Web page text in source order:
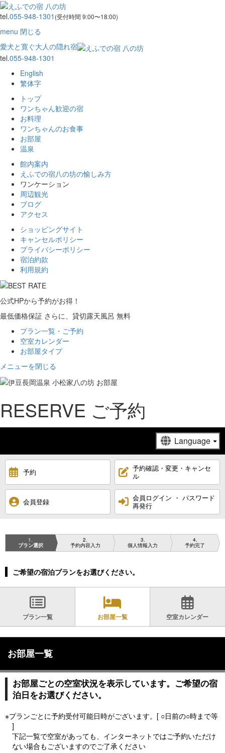
tel.055-948-1301 (受付時間 9:00〜18:00)
menu 閉じる
愛犬と寛ぐ大人の隠れ宿
tel.055-948-1301
English
繁体字
トップ
ワンちゃん歓迎の宿
お料理
ワンちゃんのお食事
お部屋
温泉
館内案内
えふでの宿八の坊の愉しみ方
ワンケーション
周辺観光
ブログ
アクセス
ショッピングサイト
キャンセルポリシー
プライバシーポリシー
宿泊約款
利用規約
公式HPから予約がお得！
最低価格保証 さらに、貸切露天風呂 無料
プラン一覧・ご予約
空室カレンダー
お部屋タイプ
メニューを閉じる
RESERVE ご予約
予約
予約確認・変更・キャンセ
ル
会員登録
会員ログイン ・ パスワード
再発行
1
プラン選択
2
予約内容入力
3
個人情報入力
4
予約完了
ご希望の宿泊プランをお選びください。
プラン一覧 お部屋一覧 空室カレンダー
お部屋一覧
お部屋ごとの空室状況を表示しています。ご希望の宿
泊日をお選びください。
※プランごとに予約受付可能日時がございます。[ ○日前の○時まで等
]
下記一覧で空室があっても、インターネットではご予約いただけ
ない場合もございますのでご了承ください